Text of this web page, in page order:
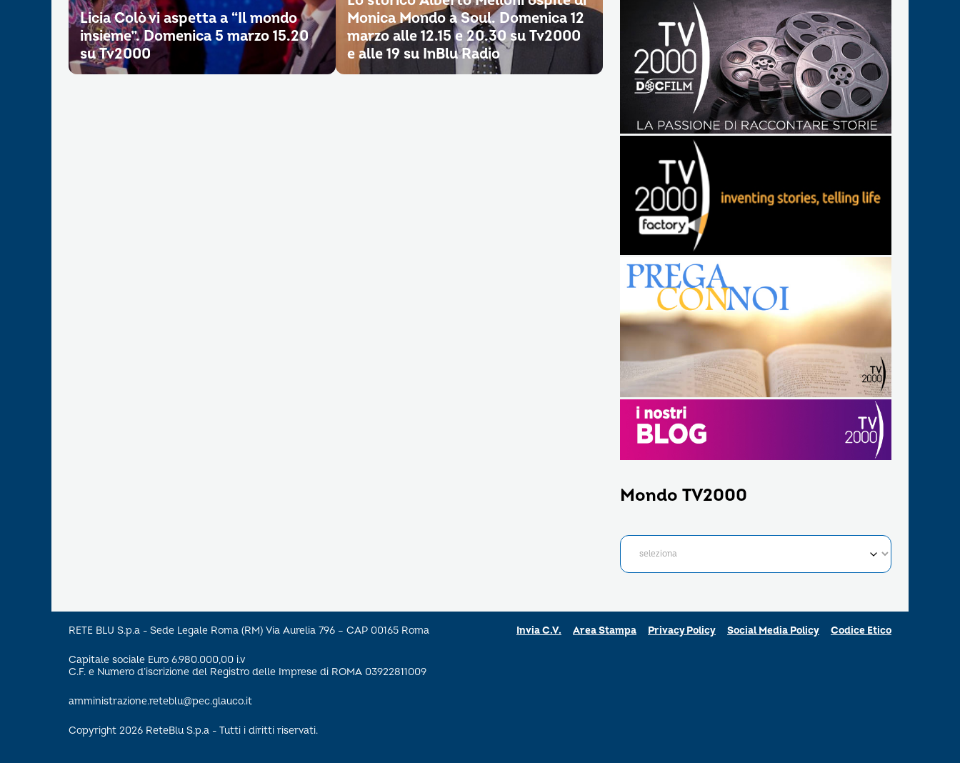
Licia Colò vi aspetta a “Il mondo
insieme”. Domenica 5 marzo 15.20
su Tv2000
Monica Mondo a Soul. Domenica 12
marzo alle 12.15 e 20.30 su Tv2000
e alle 19 su InBlu Radio
Mondo TV2000
RETE BLU S.p.a - Sede Legale Roma (RM) Via Aurelia 796 – CAP 00165 Roma
Capitale sociale Euro 6.980.000,00 i.v
C.F. e Numero d’iscrizione del Registro delle Imprese di ROMA 03922811009
amministrazione.reteblu@pec.glauco.it
Copyright 2026 ReteBlu S.p.a - Tutti i diritti riservati.
Invia C.V. Area Stampa Privacy Policy Social Media Policy Codice Etico